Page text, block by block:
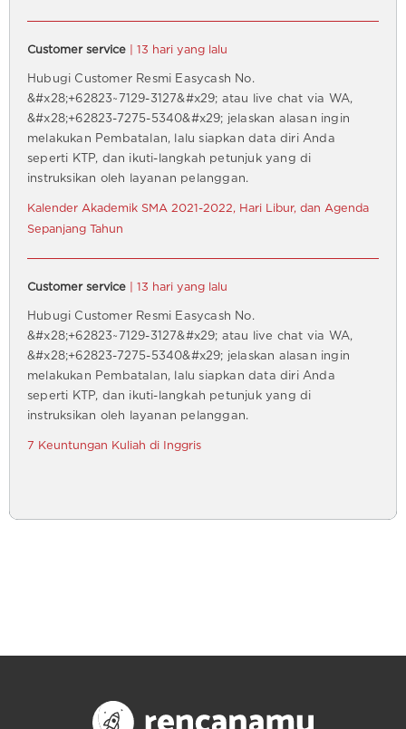
Customer service | 13 hari yang lalu
Hubugi Customer Resmi Easycash No.
&#x28;+62823~7129-3127&#x29; atau live chat via WA,
&#x28;+62823-7275-5340&#x29; jelaskan alasan ingin
melakukan Pembatalan, lalu siapkan data diri Anda
seperti KTP, dan ikuti-langkah petunjuk yang di
instruksikan oleh layanan pelanggan.
Kalender Akademik SMA 2021-2022, Hari Libur, dan Agenda
Sepanjang Tahun
Customer service | 13 hari yang lalu
Hubugi Customer Resmi Easycash No.
&#x28;+62823~7129-3127&#x29; atau live chat via WA,
&#x28;+62823-7275-5340&#x29; jelaskan alasan ingin
melakukan Pembatalan, lalu siapkan data diri Anda
seperti KTP, dan ikuti-langkah petunjuk yang di
instruksikan oleh layanan pelanggan.
7 Keuntungan Kuliah di Inggris